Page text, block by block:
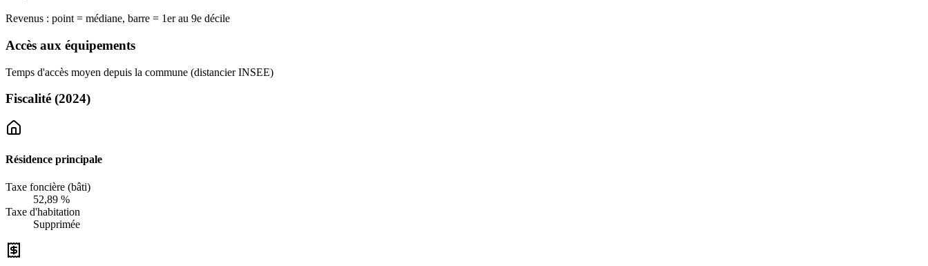
Revenus : point = médiane, barre = 1er au 9e décile
Accès aux équipements
Temps d'accès moyen depuis la commune (distancier INSEE)
Fiscalité (2024)
Résidence principale
Taxe foncière (bâti)
52,89 %
Taxe d'habitation
Supprimée